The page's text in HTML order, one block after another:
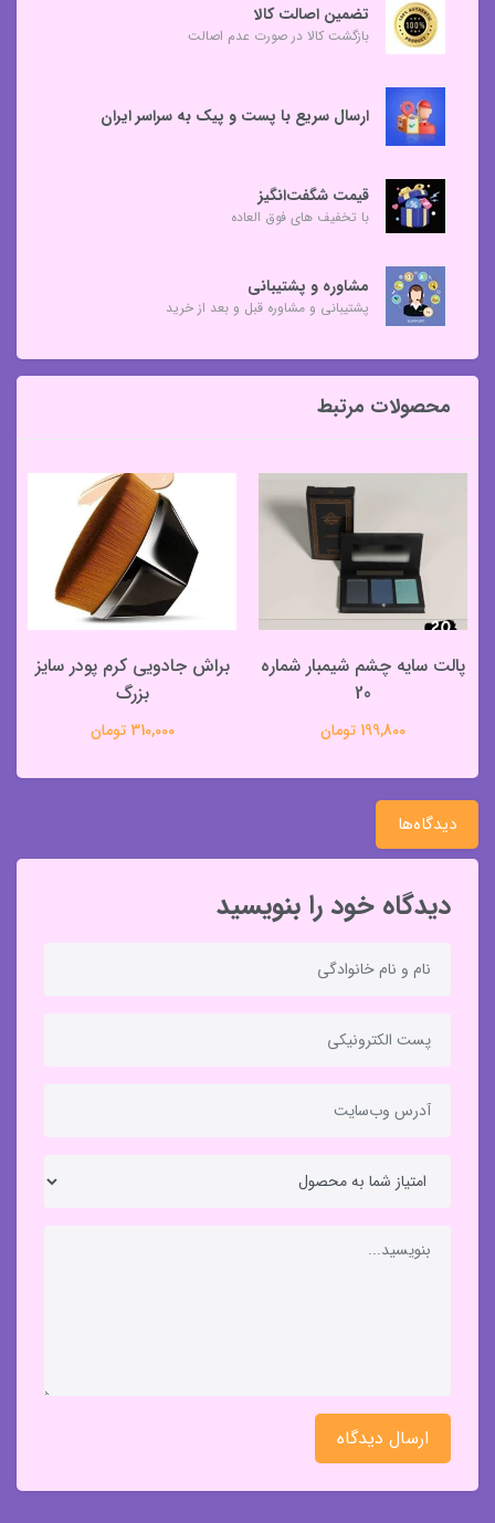
تضمین اصالت کالا
بازگشت کالا در صورت عدم اصالت
ارسال سریع با پست و پیک به سراسر ایران
قیمت شگفت‌انگیز
با تخفیف های فوق العاده
مشاوره و پشتیبانی
پشتیبانی و مشاوره قبل و بعد از خرید
محصولات مرتبط
پالت سایه چشم شیمبار شماره
20
199,800 تومان
براش جادویی کرم پودر سایز
بزرگ
310,000 تومان
دیدگاه‌ها
دیدگاه خود را بنویسید
ارسال دیدگاه